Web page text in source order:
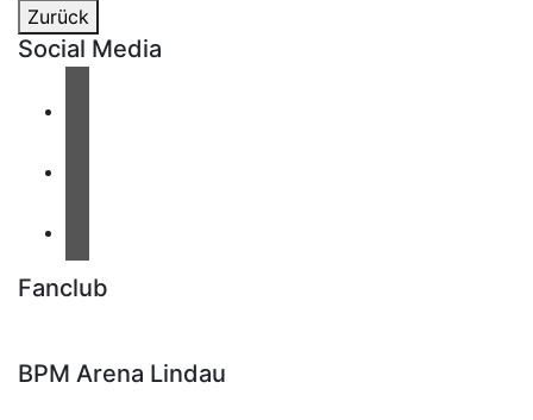
Zurück
Social Media
Fanclub
BPM Arena Lindau